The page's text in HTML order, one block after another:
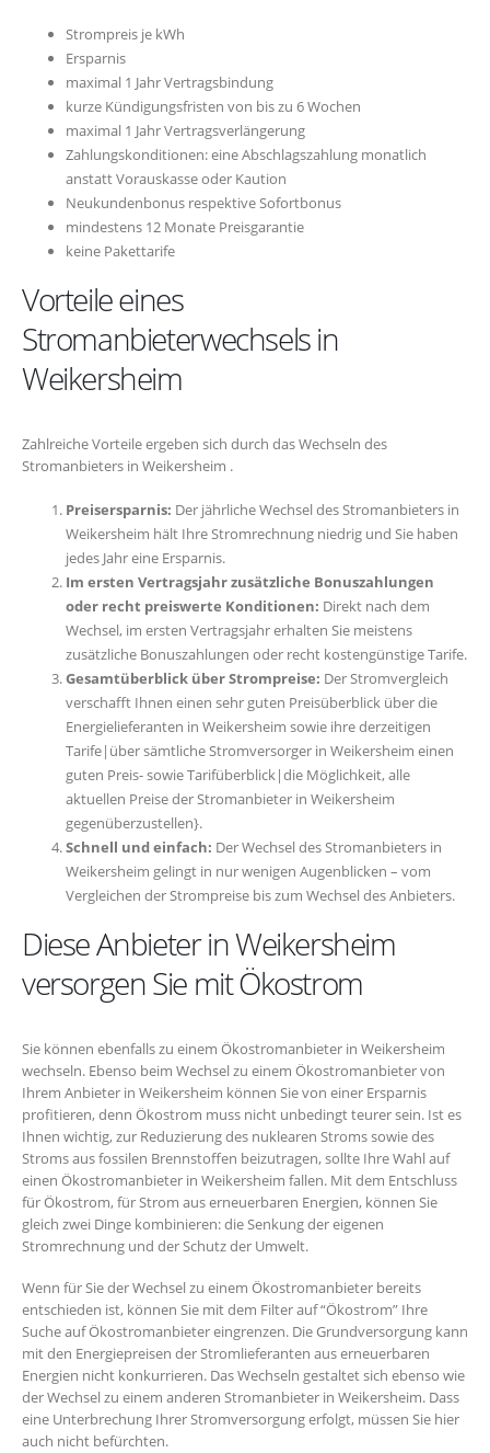
Strompreis je kWh
Ersparnis
maximal 1 Jahr Vertragsbindung
kurze Kündigungsfristen von bis zu 6 Wochen
maximal 1 Jahr Vertragsverlängerung
Zahlungskonditionen: eine Abschlagszahlung monatlich
anstatt Vorauskasse oder Kaution
Neukundenbonus respektive Sofortbonus
mindestens 12 Monate Preisgarantie
keine Pakettarife
Vorteile eines
Stromanbieterwechsels in
Weikersheim
Zahlreiche Vorteile ergeben sich durch das Wechseln des
Stromanbieters in Weikersheim .
Preisersparnis: Der jährliche Wechsel des Stromanbieters in
Weikersheim hält Ihre Stromrechnung niedrig und Sie haben
jedes Jahr eine Ersparnis.
Im ersten Vertragsjahr zusätzliche Bonuszahlungen
oder recht preiswerte Konditionen: Direkt nach dem
Wechsel, im ersten Vertragsjahr erhalten Sie meistens
zusätzliche Bonuszahlungen oder recht kostengünstige Tarife.
Gesamtüberblick über Strompreise: Der Stromvergleich
verschafft Ihnen einen sehr guten Preisüberblick über die
Energielieferanten in Weikersheim sowie ihre derzeitigen
Tarife|über sämtliche Stromversorger in Weikersheim einen
guten Preis- sowie Tarifüberblick|die Möglichkeit, alle
aktuellen Preise der Stromanbieter in Weikersheim
gegenüberzustellen}.
Schnell und einfach: Der Wechsel des Stromanbieters in
Weikersheim gelingt in nur wenigen Augenblicken – vom
Vergleichen der Strompreise bis zum Wechsel des Anbieters.
Diese Anbieter in Weikersheim
versorgen Sie mit Ökostrom
Sie können ebenfalls zu einem Ökostromanbieter in Weikersheim
wechseln. Ebenso beim Wechsel zu einem Ökostromanbieter von
Ihrem Anbieter in Weikersheim können Sie von einer Ersparnis
profitieren, denn Ökostrom muss nicht unbedingt teurer sein. Ist es
Ihnen wichtig, zur Reduzierung des nuklearen Stroms sowie des
Stroms aus fossilen Brennstoffen beizutragen, sollte Ihre Wahl auf
einen Ökostromanbieter in Weikersheim fallen. Mit dem Entschluss
für Ökostrom, für Strom aus erneuerbaren Energien, können Sie
gleich zwei Dinge kombinieren: die Senkung der eigenen
Stromrechnung und der Schutz der Umwelt.
Wenn für Sie der Wechsel zu einem Ökostromanbieter bereits
entschieden ist, können Sie mit dem Filter auf “Ökostrom” Ihre
Suche auf Ökostromanbieter eingrenzen. Die Grundversorgung kann
mit den Energiepreisen der Stromlieferanten aus erneuerbaren
Energien nicht konkurrieren. Das Wechseln gestaltet sich ebenso wie
der Wechsel zu einem anderen Stromanbieter in Weikersheim. Dass
eine Unterbrechung Ihrer Stromversorgung erfolgt, müssen Sie hier
auch nicht befürchten.